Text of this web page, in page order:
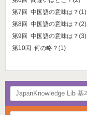
第7回 中国語の意味は？(1)
第8回 中国語の意味は？(2)
第9回 中国語の意味は？(3)
第10回 何の略？(1)